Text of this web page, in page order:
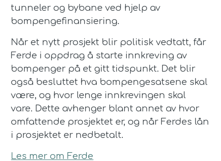
tunneler og bybane ved hjelp av
bompengefinansiering.
Når et nytt prosjekt blir politisk vedtatt, får
Ferde i oppdrag å starte innkreving av
bompenger på et gitt tidspunkt. Det blir
også besluttet hva bompengesatsene skal
være, og hvor lenge innkrevingen skal
vare. Dette avhenger blant annet av hvor
omfattende prosjektet er, og når Ferdes lån
i prosjektet er nedbetalt.
Les mer om Ferde